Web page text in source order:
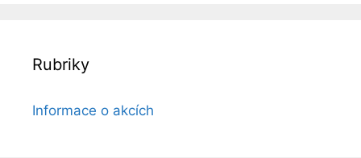
Rubriky
Informace o akcích